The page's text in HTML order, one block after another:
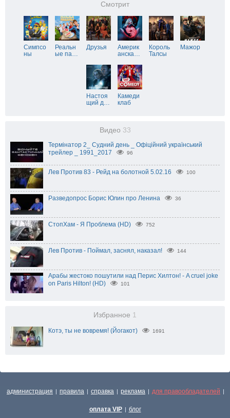
Смотрит
Симпсо
ны
Реальн
ые па…
Друзья
Америк
анска…
Король
Талсы
Мажор
Настоя
щий д…
Камеди
клаб
Видео 33
Термінатор 2_ Судний день _ Офіційний український
трейлер _ 1991_2017
96
Лев Против 83 - Рейд на болотной 5.02.16 100
Разведопрос Борис Юлин про Ленина 36
СтопХам - Я Проблема (HD) 752
Лев Против - Поймал, заснял, наказал! 144
Арабы жестоко пошутили над Перис Хилтон! - A cruel joke
on Paris Hilton! (HD)
101
Избранное 1
Котэ, ты не вовремя! (Йогакот) 1691
администрация | правила | справка | реклама | для правообладателей |
оплата VIP | блог